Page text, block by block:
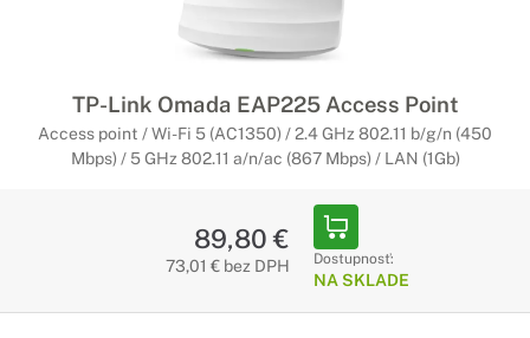
TP-Link Omada EAP225 Access Point
Access point / Wi-Fi 5 (AC1350) / 2.4 GHz 802.11 b/g/n (450
Mbps) / 5 GHz 802.11 a/n/ac (867 Mbps) / LAN (1Gb)
89,80 €
73,01 € bez DPH Dostupnosť:
NA SKLADE